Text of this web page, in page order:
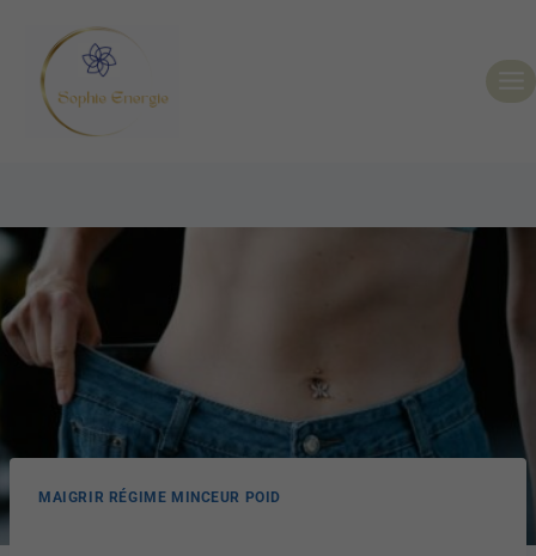
MAIGRIR RÉGIME MINCEUR POID